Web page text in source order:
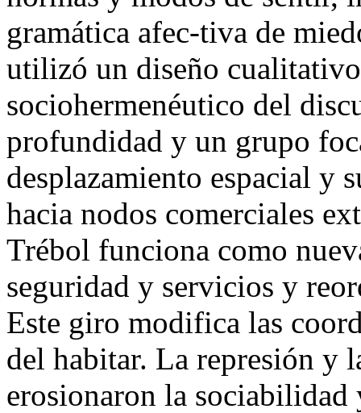
gramática afec-tiva de
utilizó un diseño
sociohermenéutico del
profundidad y un grupo
desplazamiento espacial y
hacia nodos comerciales
Trébol funciona como
seguridad y servicios y
Este giro modifica las
del habitar. La represión y
erosionaron la sociabilidad